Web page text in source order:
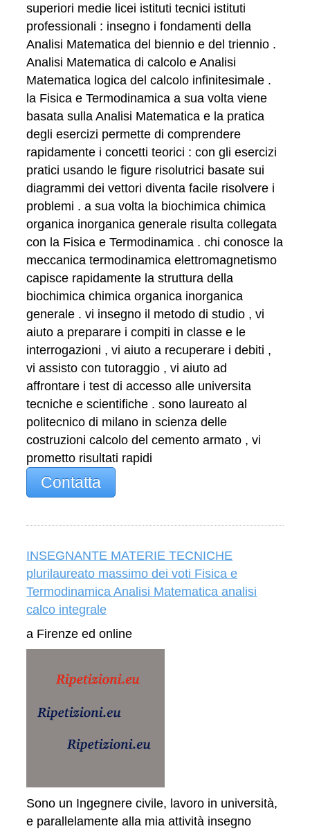
superiori medie licei istituti tecnici istituti
professionali : insegno i fondamenti della
Analisi Matematica del biennio e del triennio .
Analisi Matematica di calcolo e Analisi
Matematica logica del calcolo infinitesimale .
la Fisica e Termodinamica a sua volta viene
basata sulla Analisi Matematica e la pratica
degli esercizi permette di comprendere
rapidamente i concetti teorici : con gli esercizi
pratici usando le figure risolutrici basate sui
diagrammi dei vettori diventa facile risolvere i
problemi . a sua volta la biochimica chimica
organica inorganica generale risulta collegata
con la Fisica e Termodinamica . chi conosce la
meccanica termodinamica elettromagnetismo
capisce rapidamente la struttura della
biochimica chimica organica inorganica
generale . vi insegno il metodo di studio , vi
aiuto a preparare i compiti in classe e le
interrogazioni , vi aiuto a recuperare i debiti ,
vi assisto con tutoraggio , vi aiuto ad
affrontare i test di accesso alle universita
tecniche e scientifiche . sono laureato al
politecnico di milano in scienza delle
costruzioni calcolo del cemento armato , vi
prometto risultati rapidi
Contatta
INSEGNANTE MATERIE TECNICHE
plurilaureato massimo dei voti Fisica e
Termodinamica Analisi Matematica analisi
calco integrale
a Firenze ed online
Sono un Ingegnere civile, lavoro in università,
e parallelamente alla mia attività insegno